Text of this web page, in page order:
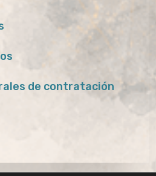
de contratación